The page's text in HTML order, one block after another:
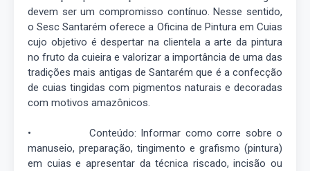
devem ser um compromisso contínuo. Nesse sentido,
o Sesc Santarém oferece a Oficina de Pintura em Cuias
cujo objetivo é despertar na clientela a arte da pintura
no fruto da cuieira e valorizar a importância de uma das
tradições mais antigas de Santarém que é a confecção
de cuias tingidas com pigmentos naturais e decoradas
com motivos amazônicos.
• Conteúdo: Informar como corre sobre o
manuseio, preparação, tingimento e grafismo (pintura)
em cuias e apresentar da técnica riscado, incisão ou